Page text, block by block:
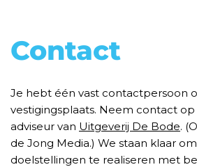
Contact
Je hebt één vast contactpersoon
vestigingsplaats. Neem contact
adviseur van Uitgeverij De Bode.
de Jong Media.) We staan klaar
doelstellingen te realiseren met